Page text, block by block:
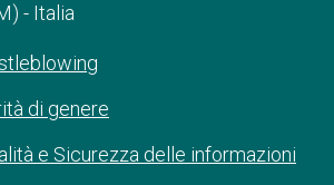
- Italia
di genere
e Sicurezza delle informazioni